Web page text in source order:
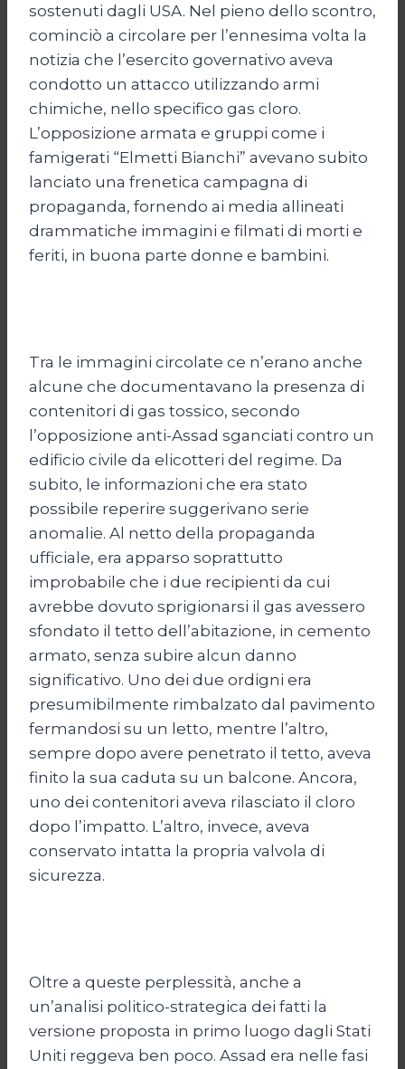
sostenuti dagli USA. Nel pieno dello scontro,
cominciò a circolare per l’ennesima volta la
notizia che l’esercito governativo aveva
condotto un attacco utilizzando armi
chimiche, nello specifico gas cloro.
L’opposizione armata e gruppi come i
famigerati “Elmetti Bianchi” avevano subito
lanciato una frenetica campagna di
propaganda, fornendo ai media allineati
drammatiche immagini e filmati di morti e
feriti, in buona parte donne e bambini.
Tra le immagini circolate ce n’erano anche
alcune che documentavano la presenza di
contenitori di gas tossico, secondo
l’opposizione anti-Assad sganciati contro un
edificio civile da elicotteri del regime. Da
subito, le informazioni che era stato
possibile reperire suggerivano serie
anomalie. Al netto della propaganda
ufficiale, era apparso soprattutto
improbabile che i due recipienti da cui
avrebbe dovuto sprigionarsi il gas avessero
sfondato il tetto dell’abitazione, in cemento
armato, senza subire alcun danno
significativo. Uno dei due ordigni era
presumibilmente rimbalzato dal pavimento
fermandosi su un letto, mentre l’altro,
sempre dopo avere penetrato il tetto, aveva
finito la sua caduta su un balcone. Ancora,
uno dei contenitori aveva rilasciato il cloro
dopo l’impatto. L’altro, invece, aveva
conservato intatta la propria valvola di
sicurezza.
Oltre a queste perplessità, anche a
un’analisi politico-strategica dei fatti la
versione proposta in primo luogo dagli Stati
Uniti reggeva ben poco. Assad era nelle fasi